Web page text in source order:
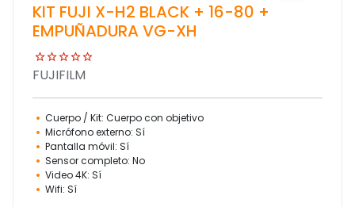
KIT FUJI X-H2 BLACK + 16-80 +
EMPUÑADURA VG-XH
FUJIFILM
Cuerpo / Kit: Cuerpo con objetivo
Micrófono externo: Sí
Pantalla móvil: Sí
Sensor completo: No
Video 4K: Sí
Wifi: Sí